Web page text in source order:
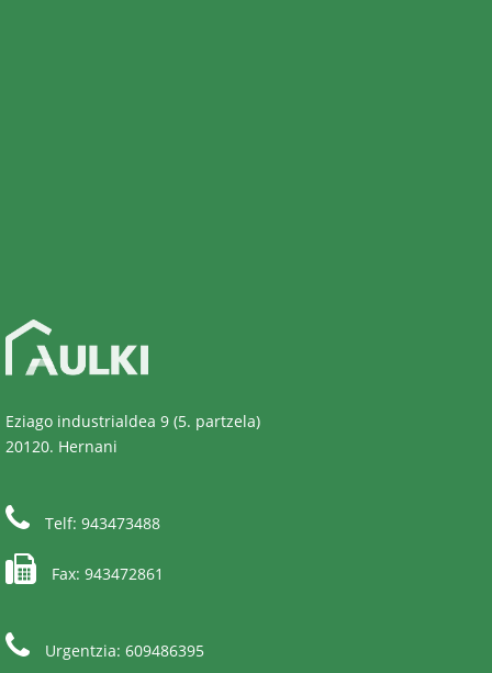
Eziago industrialdea 9 (5. partzela)
20120. Hernani
Telf: 943473488
Fax: 943472861
Urgentzia: 609486395